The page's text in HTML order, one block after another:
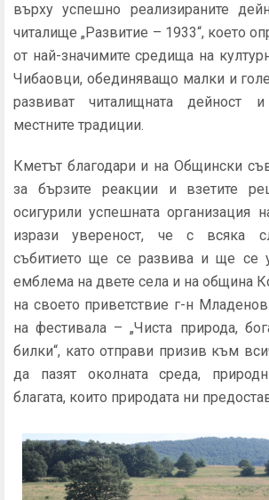
върху успешно реализираните
читалище „Развитие – 1933“, което
от най-значимите средища на
Чибаовци, обединяващо малки и
развиват читалищната дейност
местните традиции.
Кметът благодари и на Общински
за бързите реакции и взетите
осигурили успешната организация
изрази увереност, че с всяка
събитието ще се развива и ще се
емблема на двете села и на община
на своето приветствие г-н
на фестивала – „Чиста природа,
билки“, като отправи призив към
да пазят околната среда,
благата, които природата ни